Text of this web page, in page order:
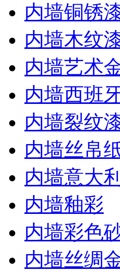
内墙铜锈
内墙木纹
内墙艺术
内墙西班
内墙裂纹
内墙丝帛
内墙意大
内墙釉彩
内墙彩色
内墙丝绸